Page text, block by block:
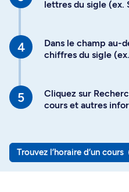
lettres du sigle (ex.
Dans le champ au-
chiffres du sigle (ex.
Cliquez sur
cours et autres
Trouvez l’horaire d’un cours